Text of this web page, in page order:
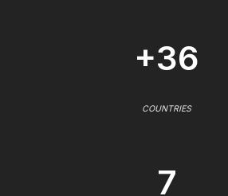
+36
COUNTRIES
7